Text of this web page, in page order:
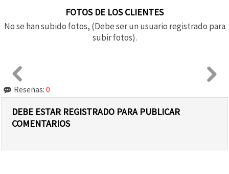
FOTOS DE LOS CLIENTES
No se han subido fotos, (Debe ser un usuario registrado para
subir fotos).
Reseñas: 0
DEBE ESTAR REGISTRADO PARA PUBLICAR
COMENTARIOS